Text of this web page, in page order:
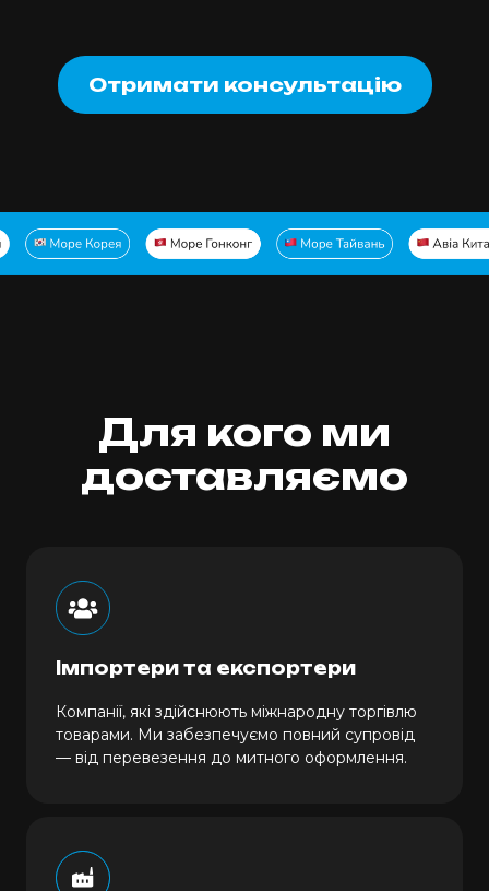
Отримати консультацію
Для кого ми
доставляємо
Імпортери та експортери
Компанії, які здійснюють міжнародну торгівлю
товарами. Ми забезпечуємо повний супровід
— від перевезення до митного оформлення.